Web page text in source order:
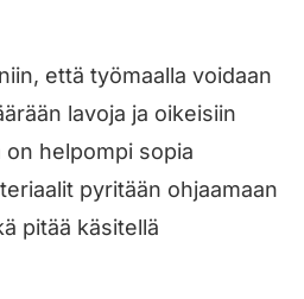
että työmaalla voidaan
lavoja ja oikeisiin
on helpompi sopia
pyritään ohjaamaan
pitää käsitellä